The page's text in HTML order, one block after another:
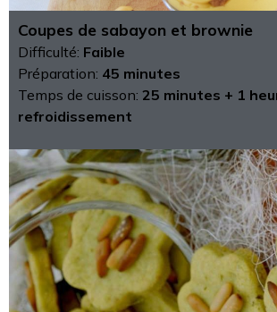
Coupes de sabayon et brownie
Difficulté: Faible
Préparation: 45 minutes
Temps de cuisson: 25 minutes + 1
refroidissement